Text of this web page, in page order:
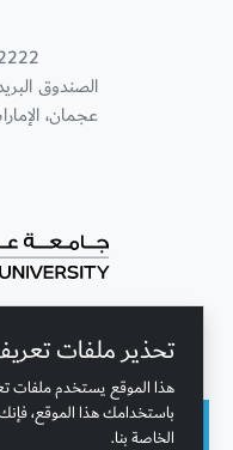
تحذير ملفات
هذا الموقع يستخدم ملفات
باستخدامك هذا الموقع،
الخاصة بنا.
الصندوق
عجمان،